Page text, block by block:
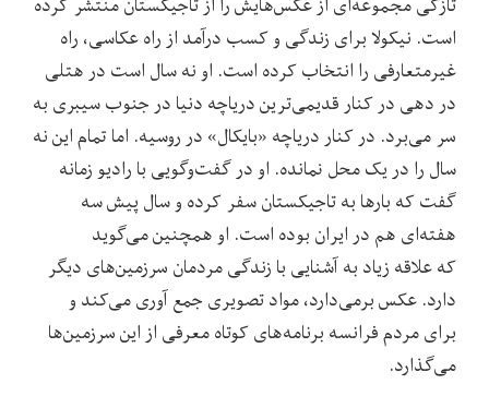
است. نیکولا برای زندگی و کسب درآمد از راه عکاسی، راه
غیرمتعارفی را انتخاب کرده است. او نه سال است در هتلی
در دهی در کنار قدیمی‌ترین دریاچه دنیا در جنوب سیبری به
سر می‌برد. در کنار دریاچه «بایکال» در روسیه. اما تمام این نه
سال را در یک محل نمانده. او در گفت‌وگویی با رادیو زمانه
گفت که بارها به تاجیکستان سفر کرده و سال پیش سه
هفته‌ای هم در ایران بوده است. او همچنین می‌گوید
که علاقه زیاد به آشنایی با زندگی مردمان سرزمین‌های دیگر
دارد. عکس برمی‌دارد، مواد تصویری جمع آوری می‌کند و
برای مردم فرانسه برنامه‌های کوتاه معرفی از این سرزمین‌ها
می‌گذارد.